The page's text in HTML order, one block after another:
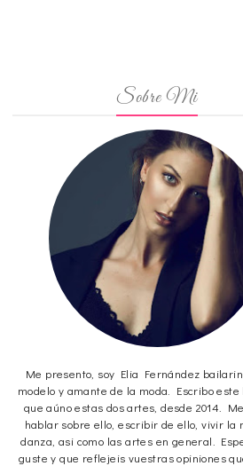
Sobre Mi
Me presento, soy Elia Fernández
modelo y amante de la moda. Escribo este
que aúno estas dos artes, desde 2014.
hablar sobre ello, escribir de ello, vivir la
danza, asi como las artes en general.
guste y que reflejeis vuestras opiniones